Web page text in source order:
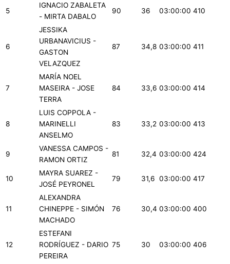
5
IGNACIO ZABALETA
- MIRTA DABALO
90 36 03:00:00 410
6
JESSIKA
URBANAVICIUS -
GASTON
VELAZQUEZ
87 34,8 03:00:00 411
7
MARÍA NOEL
MASEIRA - JOSE
TERRA
84 33,6 03:00:00 414
8
LUIS COPPOLA -
MARINELLI
ANSELMO
83 33,2 03:00:00 413
9
VANESSA CAMPOS -
RAMON ORTIZ
81 32,4 03:00:00 424
10
MAYRA SUAREZ -
JOSÉ PEYRONEL
79 31,6 03:00:00 417
11
ALEXANDRA
CHINEPPE - SIMÓN
MACHADO
76 30,4 03:00:00 400
12
ESTEFANI
RODRÍGUEZ - DARIO
PEREIRA
75 30 03:00:00 406